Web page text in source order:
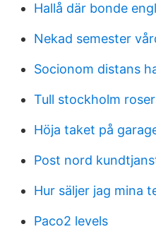
Hallå där bonde
Nekad semester
Socionom distans
Tull stockholm
Höja taket på
Post nord
Hur säljer jag mina
Paco2 levels